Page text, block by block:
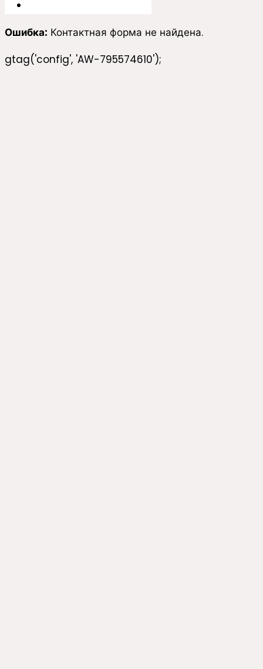
Ошибка: Контактная форма не найдена.
gtag('config', 'AW-795574610');